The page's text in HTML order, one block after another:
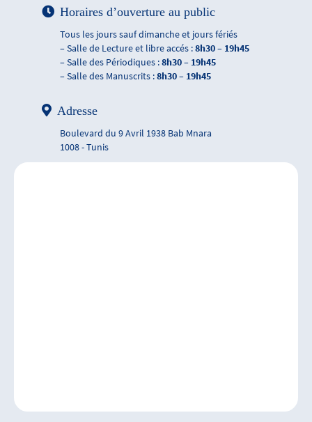
Horaires d’ouverture au public
Tous les jours sauf dimanche et jours fériés
– Salle de Lecture et libre accés :8h30 – 19h45
– Salle des Périodiques :8h30 – 19h45
– Salle des Manuscrits :8h30 – 19h45
Adresse
Boulevard du 9 Avril 1938 Bab Mnara
1008 - Tunis